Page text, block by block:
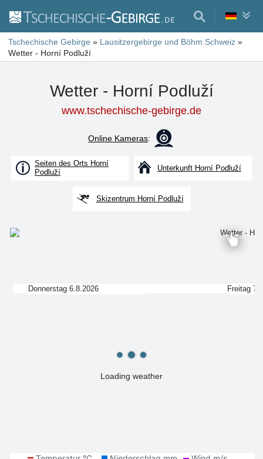
Tschechische Gebirge » Lausitzergebirge und Böhm.Schweiz »
Wetter - Horní Podluží
Wetter - Horní Podluží
www.tschechische-gebirge.de
Online Kameras:
Seiten des Orts Horní
Podluží
Unterkunft Horní Podluží
Skizentrum Horní Podluží
Loading weather
Donnerstag 6.8.2026 Freitag